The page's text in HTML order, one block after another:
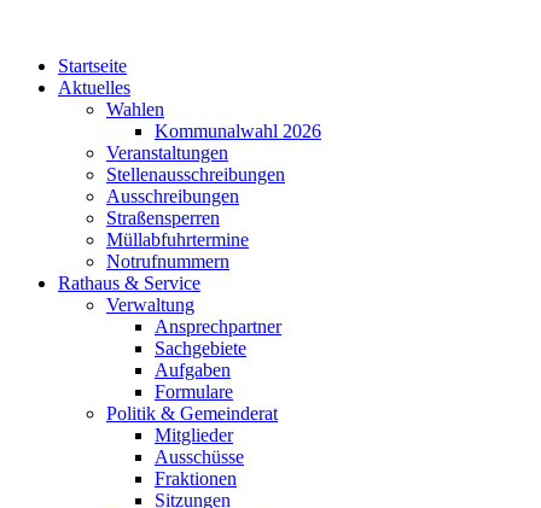
Startseite
Aktuelles
Wahlen
Kommunalwahl 2026
Veranstaltungen
Stellenausschreibungen
Ausschreibungen
Straßensperren
Müllabfuhrtermine
Notrufnummern
Rathaus & Service
Verwaltung
Ansprechpartner
Sachgebiete
Aufgaben
Formulare
Politik & Gemeinderat
Mitglieder
Ausschüsse
Fraktionen
Sitzungen